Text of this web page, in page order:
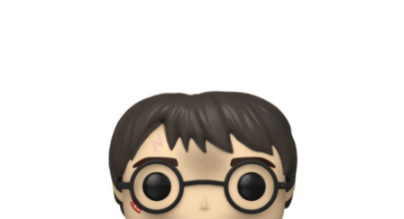
Funko Pop!: Harry Potter – Harry